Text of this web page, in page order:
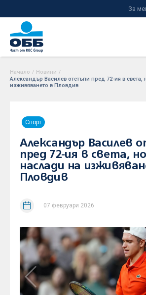
За
Начало / Новини /
Александър Василев отстъпи пред 72-ия в света,
изживяването в Пловдив
Спорт
Александър Василев
пред 72-ия в света,
наслади на
Пловдив
07 февруари 2026